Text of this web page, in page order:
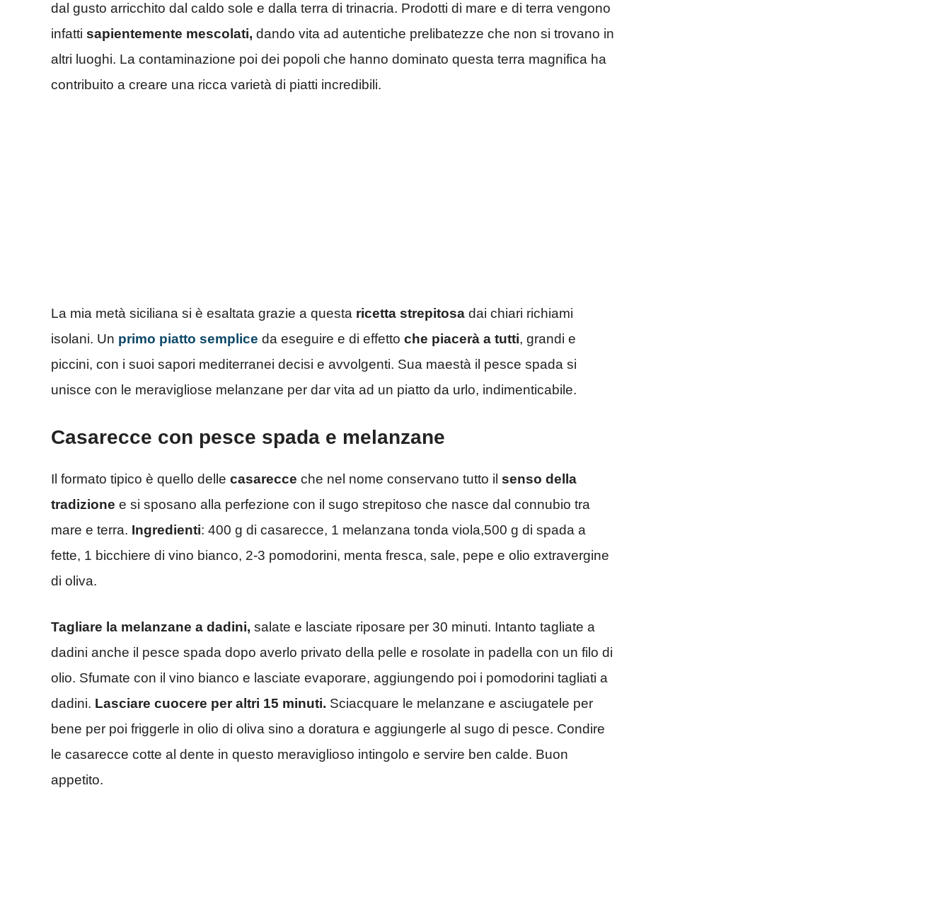
dal gusto arricchito dal caldo sole e dalla terra di trinacria. Prodotti di mare e di terra vengono
infatti sapientemente mescolati, dando vita ad autentiche prelibatezze che non si trovano in
altri luoghi. La contaminazione poi dei popoli che hanno dominato questa terra magnifica ha
contribuito a creare una ricca varietà di piatti incredibili.
La mia metà siciliana si è esaltata grazie a questa ricetta strepitosa dai chiari richiami
isolani. Un primo piatto semplice da eseguire e di effetto che piacerà a tutti, grandi e
piccini, con i suoi sapori mediterranei decisi e avvolgenti. Sua maestà il pesce spada si
unisce con le meravigliose melanzane per dar vita ad un piatto da urlo, indimenticabile.
Casarecce con pesce spada e melanzane
Il formato tipico è quello delle casarecce che nel nome conservano tutto il senso della
tradizione e si sposano alla perfezione con il sugo strepitoso che nasce dal connubio tra
mare e terra. Ingredienti: 400 g di casarecce, 1 melanzana tonda viola,500 g di spada a
fette, 1 bicchiere di vino bianco, 2-3 pomodorini, menta fresca, sale, pepe e olio extravergine
di oliva.
Tagliare la melanzane a dadini, salate e lasciate riposare per 30 minuti. Intanto tagliate a
dadini anche il pesce spada dopo averlo privato della pelle e rosolate in padella con un filo di
olio. Sfumate con il vino bianco e lasciate evaporare, aggiungendo poi i pomodorini tagliati a
dadini. Lasciare cuocere per altri 15 minuti. Sciacquare le melanzane e asciugatele per
bene per poi friggerle in olio di oliva sino a doratura e aggiungerle al sugo di pesce. Condire
le casarecce cotte al dente in questo meraviglioso intingolo e servire ben calde. Buon
appetito.